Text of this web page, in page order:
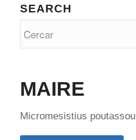
SEARCH
MAIRE
Micromesistius poutassou